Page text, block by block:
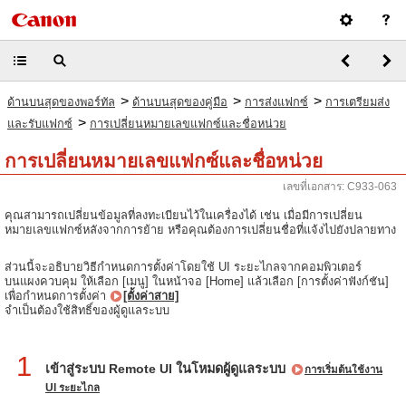
ด้านบนสุดของพอร์ทัล > ด้านบนสุดของคู่มือ > การส่งแฟกซ์ > การเตรียมส่ง
และรับแฟกซ์ > การเปลี่ยนหมายเลขแฟกซ์และชื่อหน่วย
การเปลี่ยนหมายเลขแฟกซ์และชื่อหน่วย
เลขที่เอกสาร: C933-063
คุณสามารถเปลี่ยนข้อมูลที่ลงทะเบียนไว้ในเครื่องได้ เช่น เมื่อมีการเปลี่ยน
หมายเลขแฟกซ์หลังจากการย้าย หรือคุณต้องการเปลี่ยนชื่อที่แจ้งไปยังปลายทาง
ส่วนนี้จะอธิบายวิธีกำหนดการตั้งค่าโดยใช้ UI ระยะไกลจากคอมพิวเตอร์
บนแผงควบคุม ให้เลือก [เมนู] ในหน้าจอ [Home] แล้วเลือก [การตั้งค่าฟังก์ชัน]
เพื่อกำหนดการตั้งค่า
[ตั้งค่าสาย]
จำเป็นต้องใช้สิทธิ์ของผู้ดูแลระบบ
1 เข้าสู่ระบบ Remote UI ในโหมดผู้ดูแลระบบ
การเริ่มต้นใช้งาน
UI ระยะไกล